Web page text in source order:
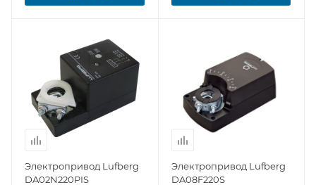
Электропривод Lufberg
DA02N220PIS
Электропривод Lufberg
DA08F220S